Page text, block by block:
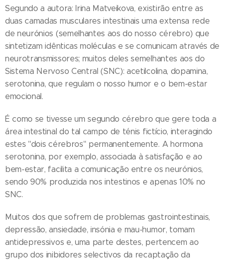
Segundo a autora: Irina Matveikova, existirão entre as
duas camadas musculares intestinais uma extensa rede
de neurónios (semelhantes aos do nosso cérebro) que
sintetizam idênticas moléculas e se comunicam através de
neurotransmissores; muitos deles semelhantes aos do
Sistema Nervoso Central (SNC): acetilcolina, dopamina,
serotonina, que regulam o nosso humor e o bem-estar
emocional.
É como se tivesse um segundo cérebro que gere toda a
área intestinal do tal campo de ténis fictício, interagindo
estes "dois cérebros" permanentemente. A hormona
serotonina, por exemplo, associada à satisfação e ao
bem-estar, facilita a comunicação entre os neurónios,
sendo 90% produzida nos intestinos e apenas 10% no
SNC.
Muitos dos que sofrem de problemas gastrointestinais,
depressão, ansiedade, insónia e mau-humor, tomam
antidepressivos e, uma parte destes, pertencem ao
grupo dos inibidores selectivos da recaptação da